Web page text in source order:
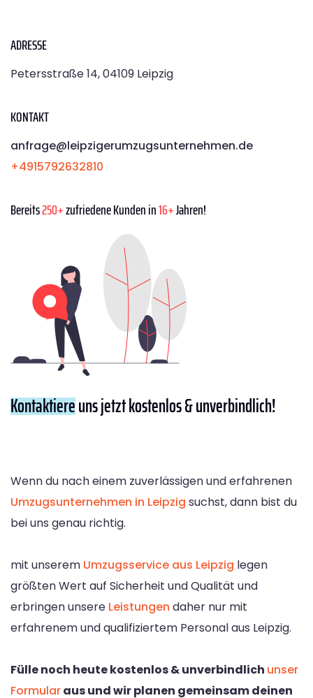
ADRESSE
Petersstraße 14, 04109 Leipzig
KONTAKT
anfrage@leipzigerumzugsunternehmen.de
+4915792632810
Bereits250+zufriedene Kunden in16+Jahren!
Kontaktiereuns jetzt kostenlos & unverbindlich!
Wenn du nach einem zuverlässigen und erfahrenen
Umzugsunternehmen in Leipzig suchst, dann bist du
bei uns genau richtig.
mit unserem Umzugsservice aus Leipzig legen
größten Wert auf Sicherheit und Qualität und
erbringen unsere Leistungen daher nur mit
erfahrenem und qualifiziertem Personal aus Leipzig.
Fülle noch heute kostenlos & unverbindlich unser
Formularaus und wir planen gemeinsam deinen